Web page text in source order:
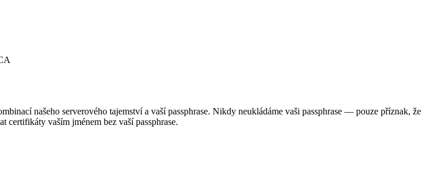
našeho serverového tajemství a vaší passphrase. Nikdy neukládáme vaši passphrase — pouze příznak, že
certifikáty vaším jménem bez vaší passphrase.